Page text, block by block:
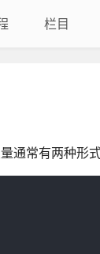
栏目
常有两种形